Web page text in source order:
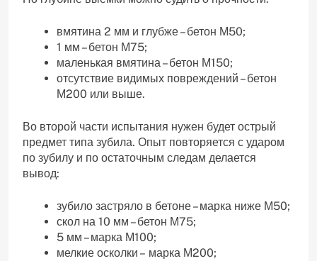
вмятина 2 мм и глубже – бетон М50;
1 мм – бетон М75;
маленькая вмятина – бетон М150;
отсутствие видимых повреждений – бетон
М200 или выше.
Во второй части испытания нужен будет острый
предмет типа зубила. Опыт повторяется с ударом
по зубилу и по остаточным следам делается
вывод:
зубило застряло в бетоне – марка ниже М50;
скол на 10 мм – бетон М75;
5 мм – марка М100;
мелкие осколки – марка М200;